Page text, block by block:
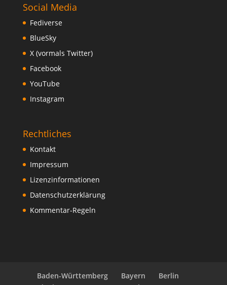
Social Media
Fediverse
BlueSky
X (vormals Twitter)
Facebook
YouTube
Instagram
Rechtliches
Kontakt
Impressum
Lizenzinformationen
Datenschutzerklärung
Kommentar-Regeln
Baden-Württemberg Bayern
Berlin